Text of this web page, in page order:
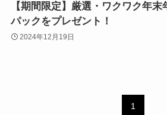
【期間限定】厳選・ワクワク年
パックをプレゼント！
2024年12月19日
1